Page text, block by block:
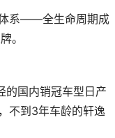
系——全生命周期成
。
国内销冠车型日产
不到3年车龄的轩逸